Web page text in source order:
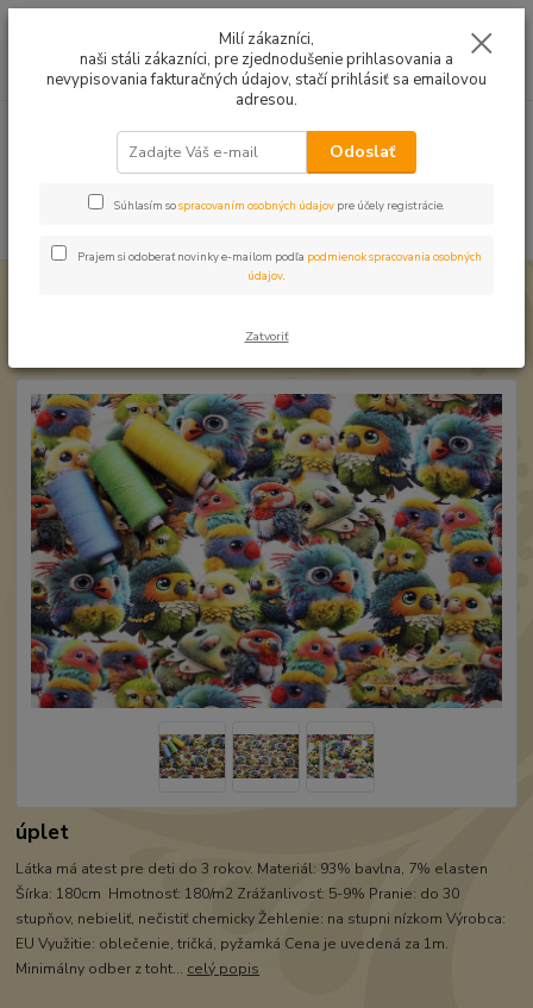
0949224331
9:00 -14:30
za0,00 EUR
Úplet Papagáje veselé
Úplet Papagáje veselé
úplet
Látka má atest pre deti do 3 rokov. Materiál: 93% bavlna, 7% elasten
Šírka: 180cm Hmotnosť: 180/m2 Zrážanlivosť: 5-9% Pranie: do 30
stupňov, nebieliť, nečistiť chemicky Žehlenie: na stupni nízkom Výrobca:
EU Využitie: oblečenie, tričká, pyžamká Cena je uvedená za 1m.
Minimálny odber z toht... celý popis
Milí zákazníci,
naši stáli zákazníci, pre zjednodušenie prihlasovania a
nevypisovania fakturačných údajov, stačí prihlásiť sa emailovou
adresou.
Odoslať
Súhlasím sospracovaním osobných údajov pre účely registrácie.
Prajem si odoberať novinky e-mailom podľa podmienok spracovania osobných
údajov.
Zatvoriť